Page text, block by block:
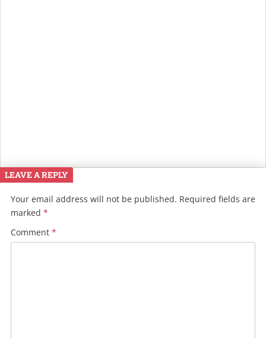
LEAVE A REPLY
Your email address will not be published. Required fields are
marked *
Comment *